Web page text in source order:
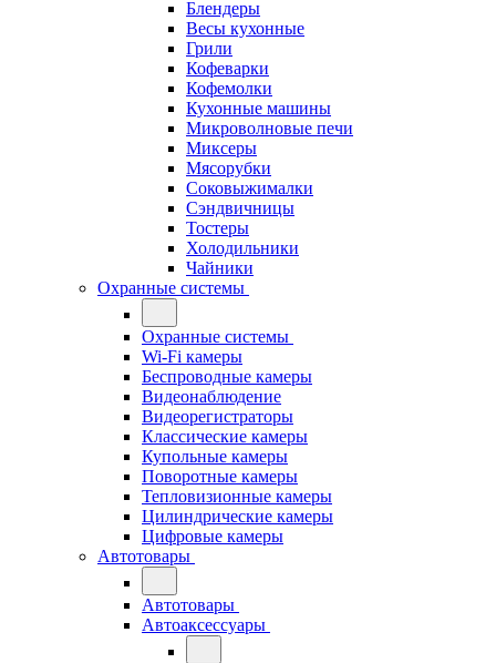
Блендеры
Весы кухонные
Грили
Кофеварки
Кофемолки
Кухонные машины
Микроволновые печи
Миксеры
Мясорубки
Соковыжималки
Сэндвичницы
Тостеры
Холодильники
Чайники
Охранные системы
Охранные системы
Wi-Fi камеры
Беспроводные камеры
Видеонаблюдение
Видеорегистраторы
Классические камеры
Купольные камеры
Поворотные камеры
Тепловизионные камеры
Цилиндрические камеры
Цифровые камеры
Автотовары
Автотовары
Автоаксессуары